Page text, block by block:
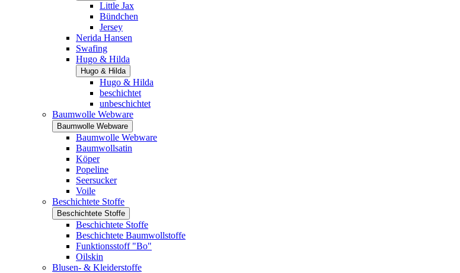
Little Jax
Bündchen
Jersey
Nerida Hansen
Swafing
Hugo & Hilda
Hugo & Hilda
Hugo & Hilda
beschichtet
unbeschichtet
Baumwolle Webware
Baumwolle Webware
Baumwolle Webware
Baumwollsatin
Köper
Popeline
Seersucker
Voile
Beschichtete Stoffe
Beschichtete Stoffe
Beschichtete Stoffe
Beschichtete Baumwollstoffe
Funktionsstoff "Bo"
Oilskin
Blusen- & Kleiderstoffe